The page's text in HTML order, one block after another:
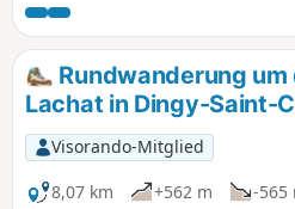
Strecke recht schattig. Im Winter
schwieriger sein, da wir uns
m Höhe befinden und oft Schnee
Rundwanderung
Lachat in Dingy-Saint-
Visorando-Mitglied
8,07 km
+562 m
-565